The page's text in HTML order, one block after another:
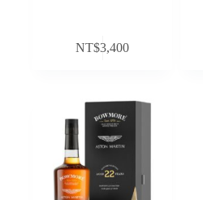
NT$3,400